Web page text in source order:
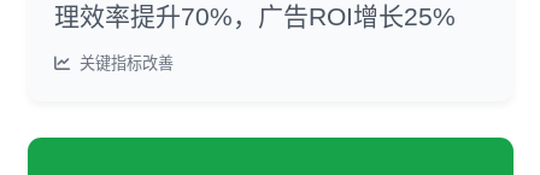
理效率提升70%，广告ROI增长25%
关键指标改善